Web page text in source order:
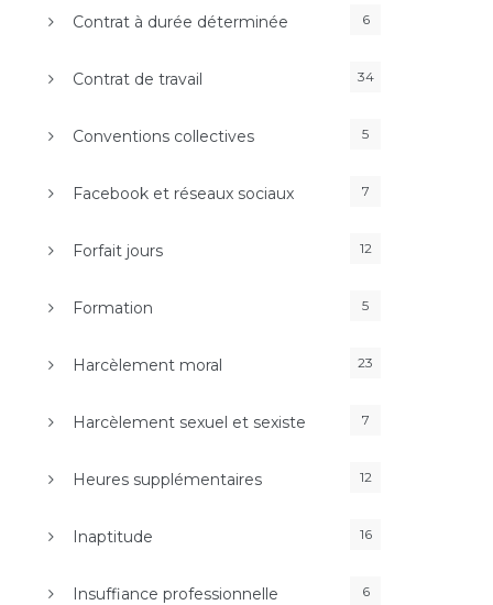
Contrat à durée déterminée 6
Contrat de travail 34
Conventions collectives 5
Facebook et réseaux sociaux 7
Forfait jours 12
Formation 5
Harcèlement moral 23
Harcèlement sexuel et sexiste 7
Heures supplémentaires 12
Inaptitude 16
Insuffiance professionnelle 6